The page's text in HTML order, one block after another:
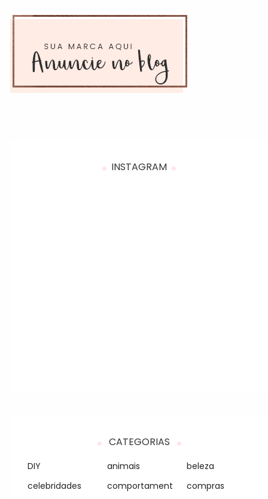
INSTAGRAM
CATEGORIAS
DIY animais
beleza
celebridades
comportament
compras